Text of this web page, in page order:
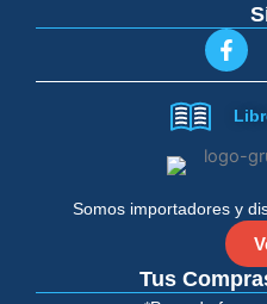
Somos importadores y
Tus
F
a
c
b
o
-
f